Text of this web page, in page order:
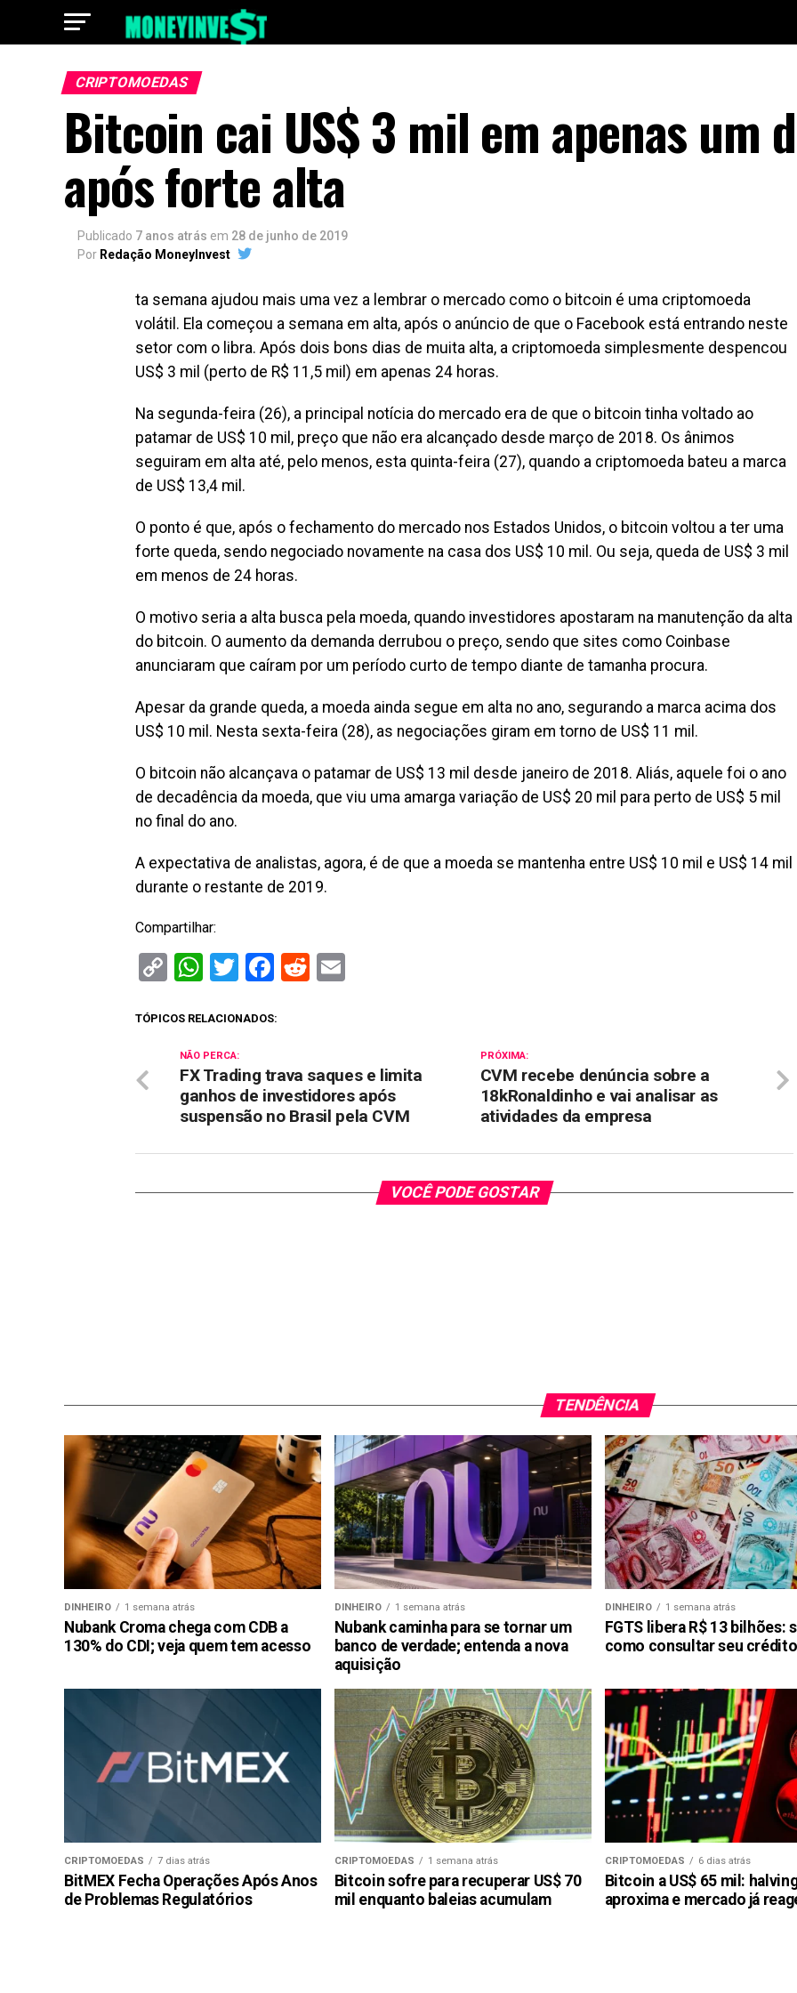
CRIPTOMOEDAS
Bitcoin cai US$ 3 mil em apenas um
após forte alta
Publicado 7 anos atrás em 28 de junho de 2019
Por Redação MoneyInvest
ta semana ajudou mais uma vez a lembrar o mercado como o bitcoin é uma criptomoeda
volátil. Ela começou a semana em alta, após o anúncio de que o Facebook está entrando neste
setor com o libra. Após dois bons dias de muita alta, a criptomoeda simplesmente despencou
US$ 3 mil (perto de R$ 11,5 mil) em apenas 24 horas.
Na segunda-feira (26), a principal notícia do mercado era de que o bitcoin tinha voltado ao
patamar de US$ 10 mil, preço que não era alcançado desde março de 2018. Os ânimos
seguiram em alta até, pelo menos, esta quinta-feira (27), quando a criptomoeda bateu a marca
de US$ 13,4 mil.
O ponto é que, após o fechamento do mercado nos Estados Unidos, o bitcoin voltou a ter uma
forte queda, sendo negociado novamente na casa dos US$ 10 mil. Ou seja, queda de US$ 3 mil
em menos de 24 horas.
O motivo seria a alta busca pela moeda, quando investidores apostaram na manutenção da alta
do bitcoin. O aumento da demanda derrubou o preço, sendo que sites como Coinbase
anunciaram que caíram por um período curto de tempo diante de tamanha procura.
Apesar da grande queda, a moeda ainda segue em alta no ano, segurando a marca acima dos
US$ 10 mil. Nesta sexta-feira (28), as negociações giram em torno de US$ 11 mil.
O bitcoin não alcançava o patamar de US$ 13 mil desde janeiro de 2018. Aliás, aquele foi o ano
de decadência da moeda, que viu uma amarga variação de US$ 20 mil para perto de US$ 5 mil
no final do ano.
A expectativa de analistas, agora, é de que a moeda se mantenha entre US$ 10 mil e US$ 14 mil
durante o restante de 2019.
Compartilhar:
CopyWhatsApp
Twitter
Facebook
Reddit
TÓPICOS RELACIONADOS:
PRÓXIMA:
CVM recebe denúncia sobre a
18kRonaldinho e vai analisar as
atividades da empresa
NÃO PERCA:
FX Trading trava saques e limita
ganhos de investidores após
suspensão no Brasil pela CVM
VOCÊ PODE GOSTAR
TENDÊNCIA
DINHEIRO 1 semana atrás
Nubank Croma chega com CDB a
130% do CDI; veja quem tem acesso
DINHEIRO 1 semana atrás
Nubank caminha para se tornar um
banco de verdade; entenda a nova
aquisição
DINHEIRO 1 semana atrás
FGTS libera R$ 13 bilhões:
como consultar seu
CRIPTOMOEDAS 7 dias atrás
BitMEX Fecha Operações Após Anos
de Problemas Regulatórios
CRIPTOMOEDAS 1 semana atrás
Bitcoin sofre para recuperar US$ 70
mil enquanto baleias acumulam
CRIPTOMOEDAS 6 dias atrás
Bitcoin a US$ 65 mil:
aproxima e mercado já